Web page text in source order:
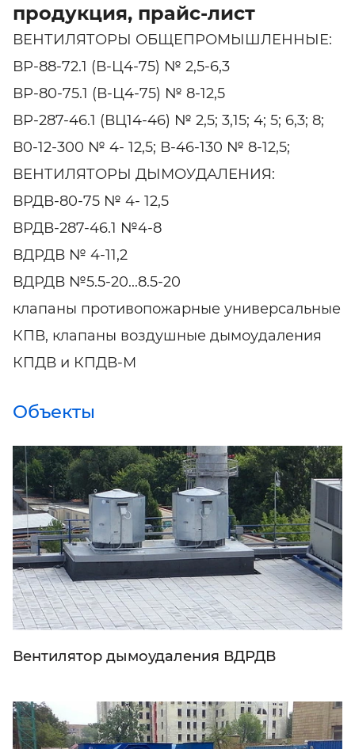
продукция, прайс-лист
ВЕНТИЛЯТОРЫ ОБЩЕПРОМЫШЛЕННЫЕ:
ВР-88-72.1 (В-Ц4-75) № 2,5-6,3
ВР-80-75.1 (В-Ц4-75) № 8-12,5
ВР-287-46.1 (ВЦ14-46) № 2,5; 3,15; 4; 5; 6,3; 8;
В0-12-300 № 4- 12,5; В-46-130 № 8-12,5;
ВЕНТИЛЯТОРЫ ДЫМОУДАЛЕНИЯ:
ВРДВ-80-75 № 4- 12,5
ВРДВ-287-46.1 №4-8
ВДРДВ № 4-11,2
ВДРДВ №5.5-20...8.5-20
клапаны противопожарные универсальные
КПВ, клапаны воздушные дымоудаления
КПДВ и КПДВ-М
Объекты
Вентилятор дымоудаления ВДРДВ